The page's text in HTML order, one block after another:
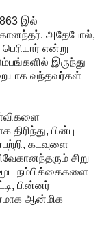
இல்
அதேபோல்,
என்று
இருந்து
வந்தவர்கள்
பின்பு
கடவுளை
சிறு
நம்பிக்கைகளை
பின்னர்
ஆன்மிக